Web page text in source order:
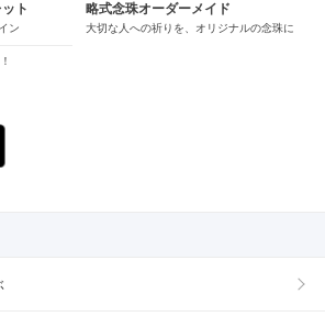
ト
ン
略式念珠オーダーメイド
大切な人への祈りを、オリジナルの念珠に